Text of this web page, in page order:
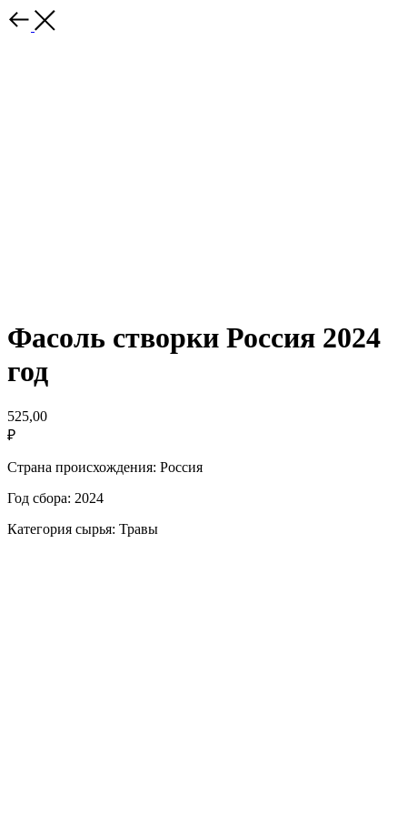
Фасоль створки Россия 2024
год
525,00
₽
Страна происхождения: Россия
Год сбора: 2024
Категория сырья: Травы